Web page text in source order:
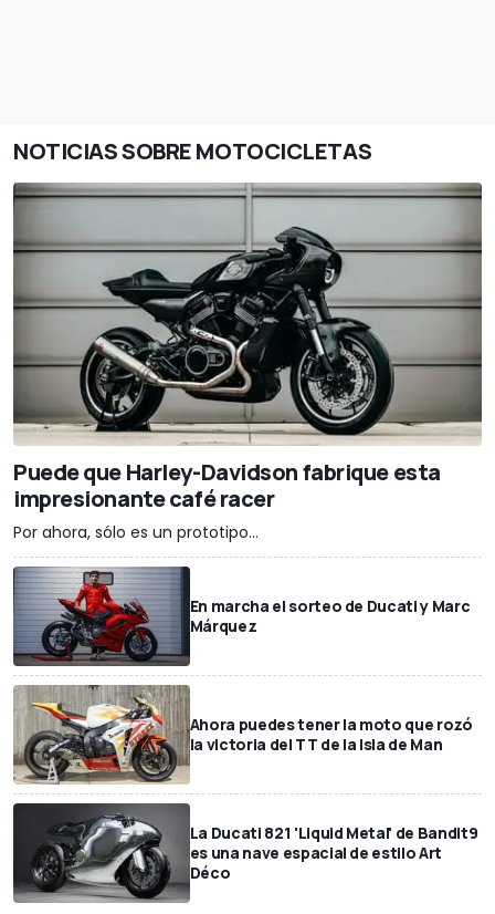
NOTICIAS SOBRE MOTOCICLETAS
Puede que Harley-Davidson fabrique esta
impresionante café racer
Por ahora, sólo es un prototipo...
En marcha el sorteo de Ducati y Marc
Márquez
Ahora puedes tener la moto que rozó
la victoria del TT de la Isla de Man
La Ducati 821 'Liquid Metal' de Bandit9
es una nave espacial de estilo Art
Déco